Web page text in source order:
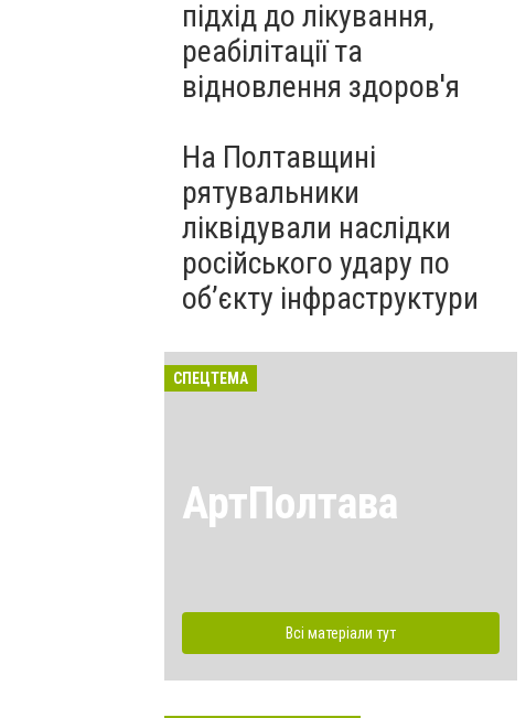
підхід до лікування,
реабілітації та
відновлення здоров'я
На Полтавщині
рятувальники
ліквідували наслідки
російського удару по
об’єкту інфраструктури
СПЕЦТЕМА
АртПолтава
Всі матеріали тут